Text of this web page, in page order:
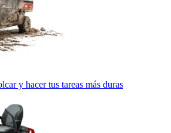
y hacer tus tareas más duras